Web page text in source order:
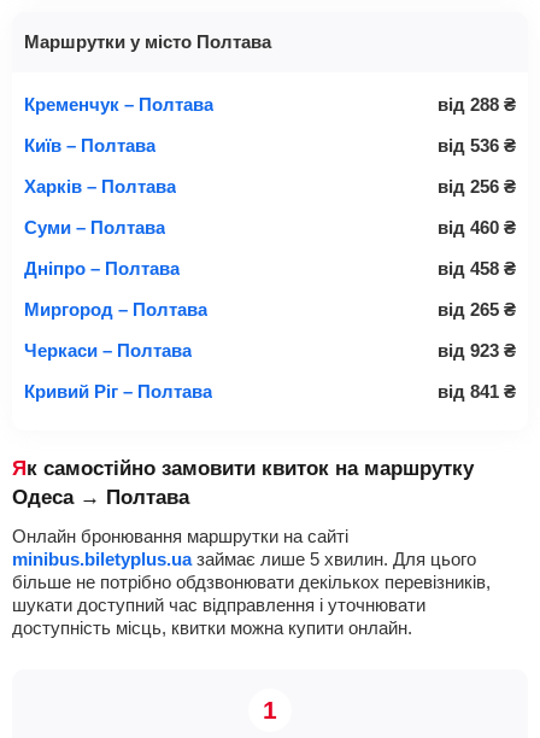
Маршрутки у місто Полтава
Кременчук – Полтава від 288 ₴
Київ – Полтава
від 536 ₴
Харків – Полтава
від 256 ₴
Суми – Полтава
від 460 ₴
Дніпро – Полтава
від 458 ₴
Миргород – Полтава
від 265 ₴
Черкаси – Полтава
від 923 ₴
Кривий Ріг – Полтава
від 841 ₴
Як самостійно замовити квиток на маршрутку
Одеса → Полтава
Онлайн бронювання маршрутки на сайті
minibus.biletyplus.uaзаймає лише 5 хвилин. Для цього
більше не потрібно обдзвонювати декількох перевізників,
шукати доступний час відправлення і уточнювати
доступність місць, квитки можна купити онлайн.